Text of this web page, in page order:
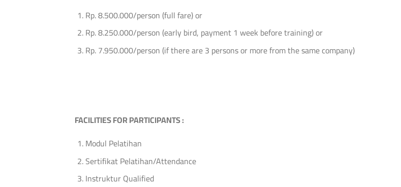
Rp. 8.500.000/person (full fare) or
Rp. 8.250.000/person (early bird, payment 1 week before training) or
Rp. 7.950.000/person (if there are 3 persons or more from the same company)
FACILITIES FOR PARTICIPANTS :
Modul Pelatihan
Sertifikat Pelatihan/Attendance
Instruktur Qualified